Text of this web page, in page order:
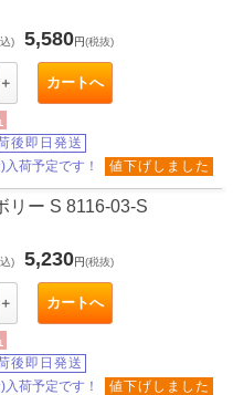
) 5,580円(税抜)
＋ カートへ
後即日発送
入荷予定です！ 値下げしました
リー S 8116-03-S
) 5,230円(税抜)
＋ カートへ
後即日発送
入荷予定です！ 値下げしました